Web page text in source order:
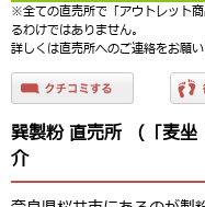
※全ての直売所で「アウトレット
るわけではありません。
詳しくは直売所へのご連絡をお願い
巽製粉 直売所 （「麦
介